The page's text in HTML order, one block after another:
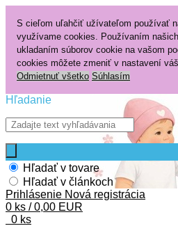
S cieľom uľahčiť užívateľom používať
využívame cookies. Používaním
ukladaním súborov cookie na vašom
cookies môžete zmeniť v nastavení
Odmietnuť všetko Súhlasím
Hľadanie
Hľadať v tovare
Hľadať v článkoch
Prihlásenie Nová registrácia
0 ks / 0,00 EUR
0 ks